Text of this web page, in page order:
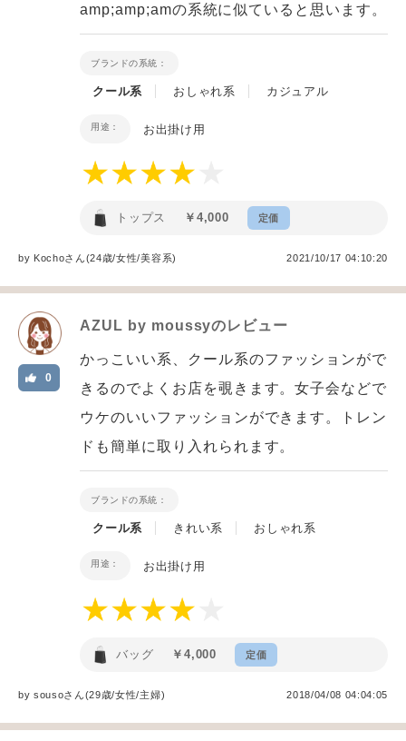
amp;amp;amの系統に似ていると思います。
ブランドの系統：
クール系 おしゃれ系 カジュアル
用途： お出掛け用
トップス ￥4,000 定価
by Kochoさん(24歳/女性/美容系) 2021/10/17 04:10:20
AZUL by moussyのレビュー
0
かっこいい系、クール系のファッションがで
きるのでよくお店を覗きます。女子会などで
ウケのいいファッションができます。トレン
ドも簡単に取り入れられます。
ブランドの系統：
クール系 きれい系 おしゃれ系
用途： お出掛け用
バッグ ￥4,000 定価
bysousoさん(29歳/女性/主婦) 2018/04/08 04:04:05